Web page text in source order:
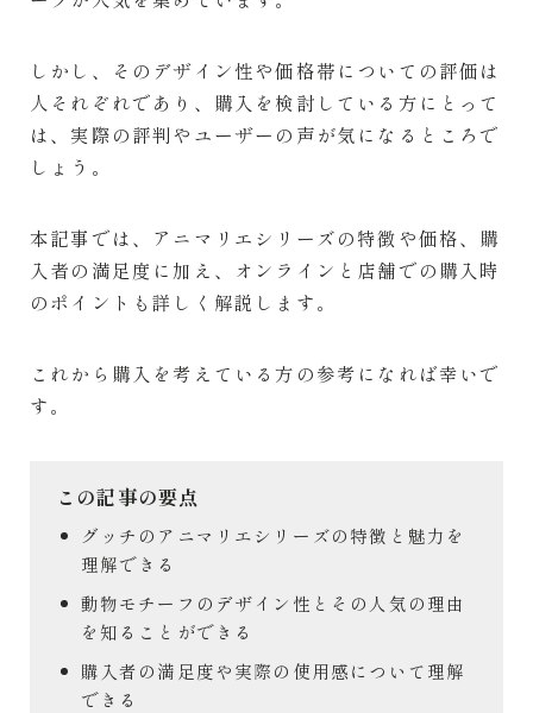
しかし、そのデザイン性や価格帯についての評価は
人それぞれであり、購入を検討している方にとって
は、実際の評判やユーザーの声が気になるところで
しょう。
本記事では、アニマリエシリーズの特徴や価格、購
入者の満足度に加え、オンラインと店舗での購入時
のポイントも詳しく解説します。
これから購入を考えている方の参考になれば幸いで
す。
この記事の要点
グッチのアニマリエシリーズの特徴と魅力を
理解できる
動物モチーフのデザイン性とその人気の理由
を知ることができる
購入者の満足度や実際の使用感について理解
できる